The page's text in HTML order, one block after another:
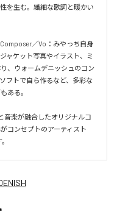
を生む。繊細な歌詞と暖かい
／Vo：みやっち自身
ャケット写真やイラスト、ミ
、ウォームデニッシュのコン
フトで自ら作るなど、多彩な
ある。
音楽が融合したオリジナルコ
コンセプトのアーティスト